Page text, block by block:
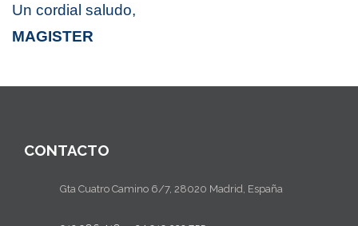
Un cordial saludo,
MAGISTER
CONTACTO
Gta Cuatro Camino 6/7, 28020 Madrid, España